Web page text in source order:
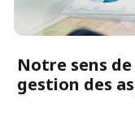
Notre sens
gestion des